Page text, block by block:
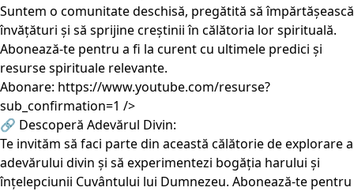
Suntem o comunitate deschisă, pregătită să împărtășească
învățături și să sprijine creștinii în călătoria lor spirituală.
Abonează-te pentru a fi la curent cu ultimele predici și
resurse spirituale relevante.
Abonare: https://www.youtube.com/resurse?
sub_confirmation=1 />
🔗 Descoperă Adevărul Divin:
Te invităm să faci parte din această călătorie de explorare a
adevărului divin și să experimentezi bogăția harului și
înțelepciunii Cuvântului lui Dumnezeu. Abonează-te pentru